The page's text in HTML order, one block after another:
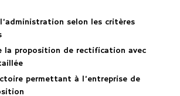
selon les critères
la proposition de rectification avec
permettant à l’entreprise de